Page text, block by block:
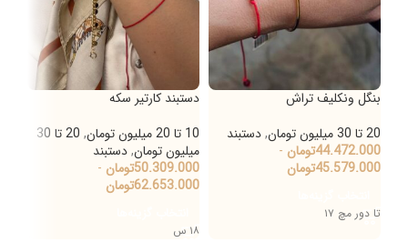
بنگل ونکلیف تراش
20 تا 30 میلیون تومان
,دستبند
44.472.000تومان -
45.579.000تومان
تا دور مچ ۱۷
دستبند کارتیر سکه
10 تا 20 میلیون تومان
,
20 تا 30
میلیون تومان,دستبند
50.309.000تومان -
62.653.000تومان
۱۸ س